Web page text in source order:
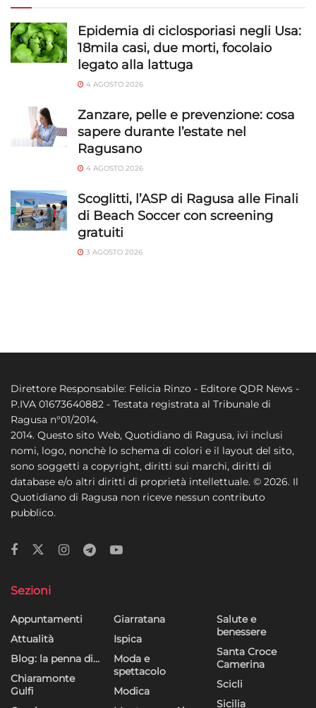
Epidemia di ciclosporiasi negli Usa:
18mila casi, due morti, focolaio
legato alla lattuga
4 AGOSTO 2026
Zanzare, pelle e prevenzione: cosa
sapere durante l’estate nel
Ragusano
4 AGOSTO 2026
Scoglitti, l’ASP di Ragusa alle Finali
di Beach Soccer con screening
gratuiti
3 AGOSTO 2026
Direttore Responsabile: Felicia Rinzo - Editore QDR News -
P.IVA 01673640882 - Testata registrata al Tribunale di
Ragusa n°01/2014.
2014. Questo sito Web, Quotidiano di Ragusa, ivi inclusi
nomi, logo, nonchè lo schema di colori e il layout del sito,
sono soggetti a copyright, diritti sui marchi, diritti di
database e/o altri diritti di proprietà intellettuale. © 2026. Il
Quotidiano di Ragusa non riceve nessun contributo
pubblico.
Sezioni
Appuntamenti
Attualità
Blog: la penna di…
Chiaramonte
Gulfi
Giarratana
Ispica
Moda e
spettacolo
Modica
Salute e
benessere
Santa Croce
Camerina
Scicli
Sicilia